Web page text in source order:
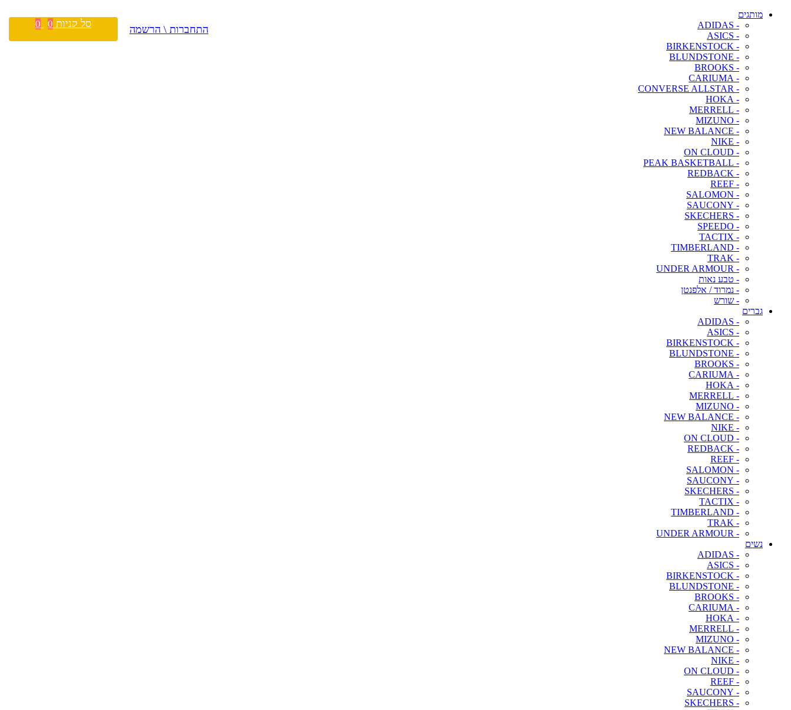
מותגים
- ADIDAS
- ASICS
- BIRKENSTOCK
- BLUNDSTONE
- BROOKS
- CARIUMA
- CONVERSE ALLSTAR
- HOKA
- MERRELL
- MIZUNO
- NEW BALANCE
- NIKE
- ON CLOUD
- PEAK BASKETBALL
- REDBACK
- REEF
- SALOMON
- SAUCONY
- SKECHERS
- SPEEDO
- TACTIX
- TIMBERLAND
- TRAK
- UNDER ARMOUR
- טבע נאות
- נמרוד / אלפנטן
- שורש
גברים
- ADIDAS
- ASICS
- BIRKENSTOCK
- BLUNDSTONE
- BROOKS
- CARIUMA
- HOKA
- MERRELL
- MIZUNO
- NEW BALANCE
- NIKE
- ON CLOUD
- REDBACK
- REEF
- SALOMON
- SAUCONY
- SKECHERS
- TACTIX
- TIMBERLAND
- TRAK
- UNDER ARMOUR
נשים
- ADIDAS
- ASICS
- BIRKENSTOCK
- BLUNDSTONE
- BROOKS
- CARIUMA
- HOKA
- MERRELL
- MIZUNO
- NEW BALANCE
- NIKE
- ON CLOUD
- REEF
- SAUCONY
- SKECHERS
התחברות \ הרשמה סל קניות 0
0